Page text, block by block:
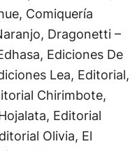
Comiquería
Dragonetti –
Ediciones De
Lea, Editorial,
Chirimbote,
Editorial
Olivia, El